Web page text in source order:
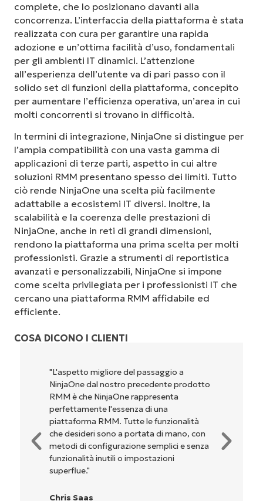
complete, che lo posizionano davanti alla
concorrenza. L’interfaccia della piattaforma è stata
realizzata con cura per garantire una rapida
adozione e un’ottima facilità d’uso, fondamentali
per gli ambienti IT dinamici. L’attenzione
all’esperienza dell’utente va di pari passo con il
solido set di funzioni della piattaforma, concepito
per aumentare l’efficienza operativa, un’area in cui
molti concorrenti si trovano in difficoltà.
In termini di integrazione, NinjaOne si distingue per
l’ampia compatibilità con una vasta gamma di
applicazioni di terze parti, aspetto in cui altre
soluzioni RMM presentano spesso dei limiti. Tutto
ciò rende NinjaOne una scelta più facilmente
adattabile a ecosistemi IT diversi. Inoltre, la
scalabilità e la coerenza delle prestazioni di
NinjaOne, anche in reti di grandi dimensioni,
rendono la piattaforma una prima scelta per molti
professionisti. Grazie a strumenti di reportistica
avanzati e personalizzabili, NinjaOne si impone
come scelta privilegiata per i professionisti IT che
cercano una piattaforma RMM affidabile ed
efficiente.
COSA DICONO I CLIENTI
migliore del passaggio a
dal nostro precedente prodotto
NinjaOne rappresenta
l'essenza di una
RMM. Tutte le funzionalità
sono a portata di mano, con
semplici e senza
inutili o impostazioni
perché unisce
dell'interfaccia
complicate. Tutte
sono indicati